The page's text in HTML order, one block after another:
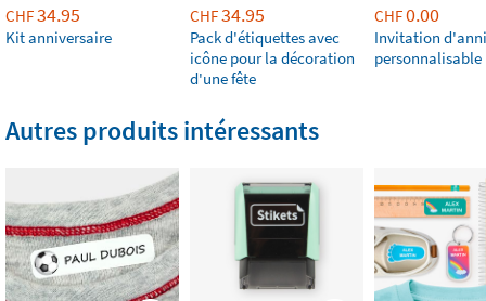
CHF34.95
Kit anniversaire
CHF34.95
Pack d'étiquettes avec
icône pour la décoration
d'une fête
CHF0.00
Invitation
personnalisable
Autres produits intéressants